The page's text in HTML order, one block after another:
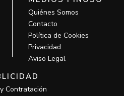
Quiénes Somos
Contacto
Política de Cookies
Privacidad
Aviso Legal
Contratación